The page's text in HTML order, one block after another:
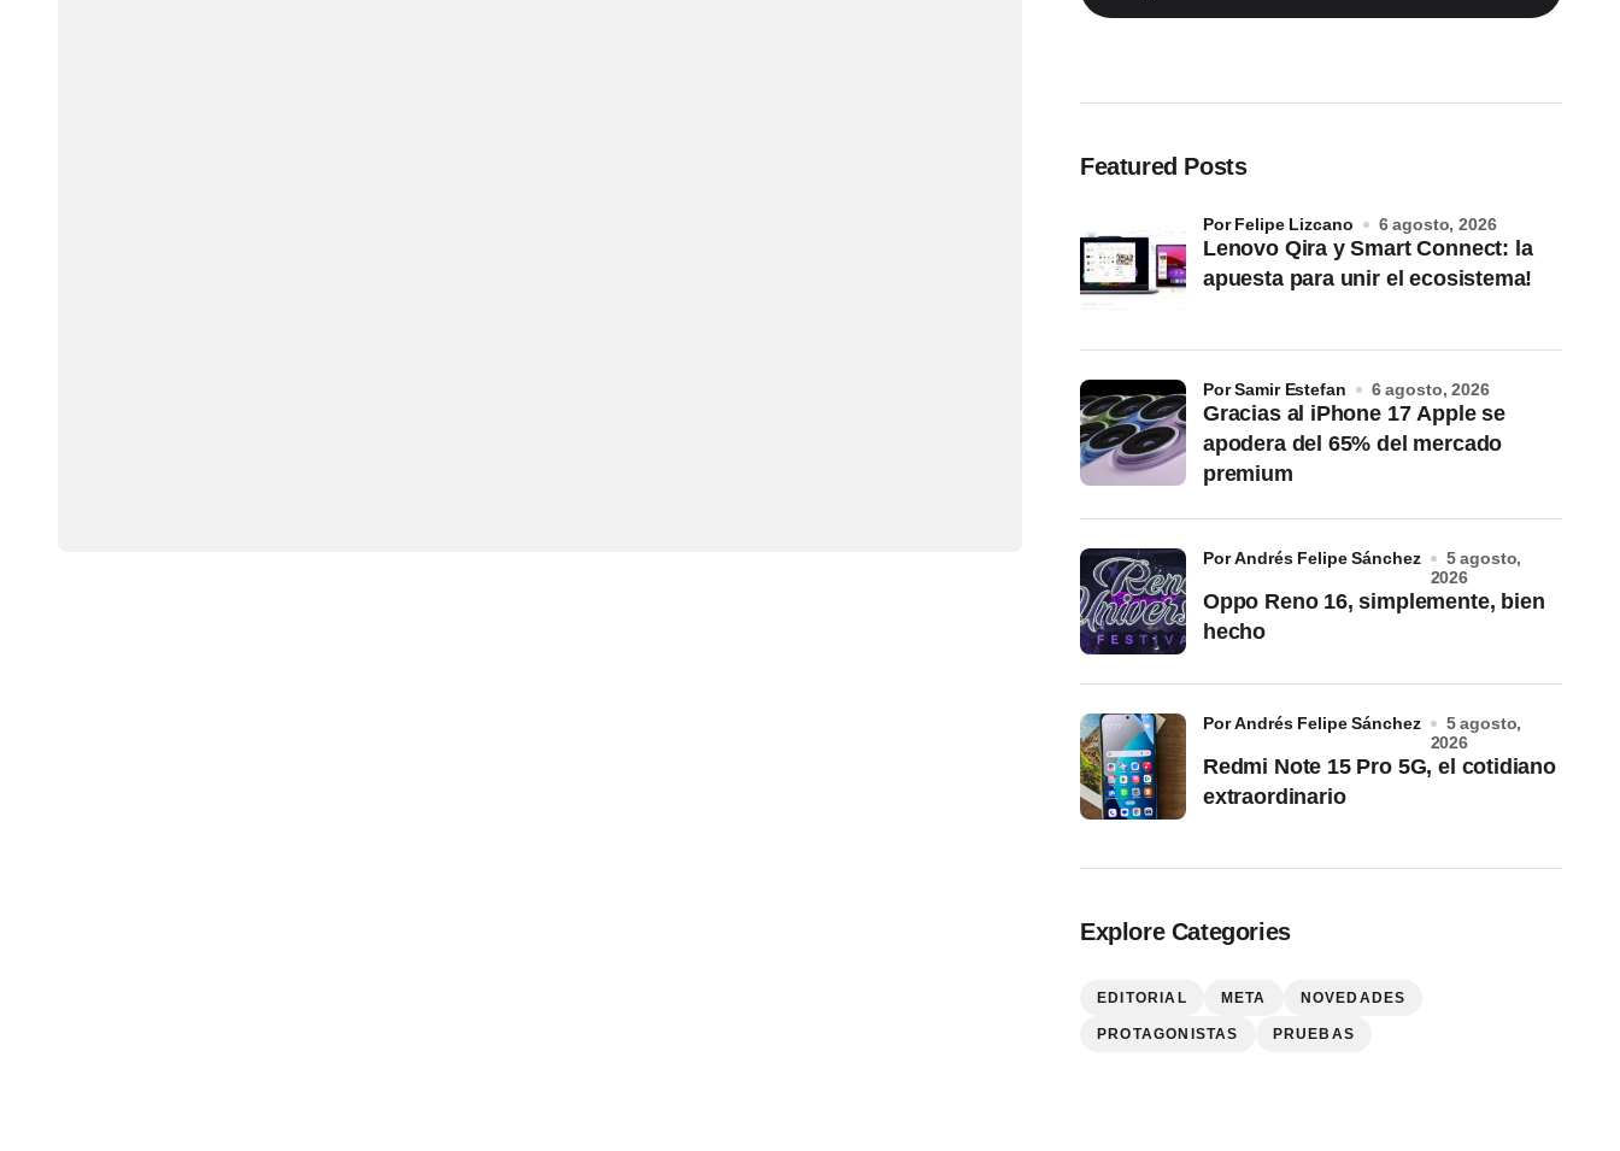
Featured Posts
Lenovo Qira y Smart Connect: la
apuesta para unir el ecosistema!
por Felipe Lizcano 6 agosto, 2026
Gracias al iPhone 17 Apple se
apodera del 65% del mercado
premium
por Samir Estefan 6 agosto, 2026
Oppo Reno 16, simplemente, bien
hecho
por Andrés Felipe Sánchez
5 agosto,
2026
Redmi Note 15 Pro 5G, el cotidiano
extraordinario
por Andrés Felipe Sánchez
5 agosto,
2026
Explore Categories
EDITORIAL META NOVEDADES
PROTAGONISTAS PRUEBAS